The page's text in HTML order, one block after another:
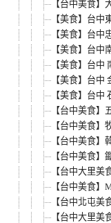
【台中美食
【美食】台中
【美食】台
【美食】台
【美食】台
【美食】台中
【美食】台
【台中美食
【台中美食
【台中美食
【台中美食
【台中大里
【台中美食
【台中北屯
【台中大里